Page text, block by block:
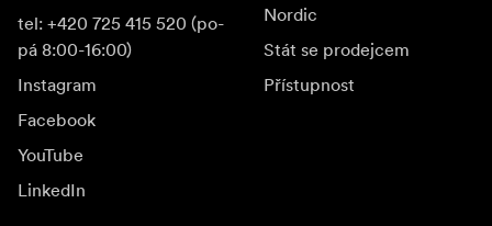
tel: +420 725 415 520 (po-
pá 8:00-16:00)
Instagram
Facebook
YouTube
LinkedIn
Nordic
Stát se prodejcem
Přístupnost